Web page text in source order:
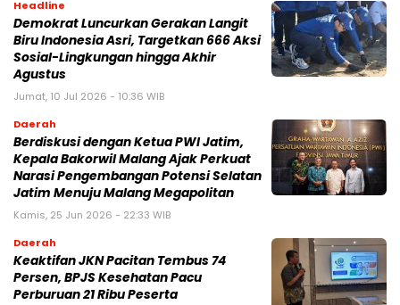
Headline
Demokrat Luncurkan Gerakan Langit
Biru Indonesia Asri, Targetkan 666 Aksi
Sosial-Lingkungan hingga Akhir
Agustus
Jumat, 10 Jul 2026 - 10:36 WIB
Daerah
Berdiskusi dengan Ketua PWI Jatim,
Kepala Bakorwil Malang Ajak Perkuat
Narasi Pengembangan Potensi Selatan
Jatim Menuju Malang Megapolitan
Kamis, 25 Jun 2026 - 22:33 WIB
Daerah
Keaktifan JKN Pacitan Tembus 74
Persen, BPJS Kesehatan Pacu
Perburuan 21 Ribu Peserta